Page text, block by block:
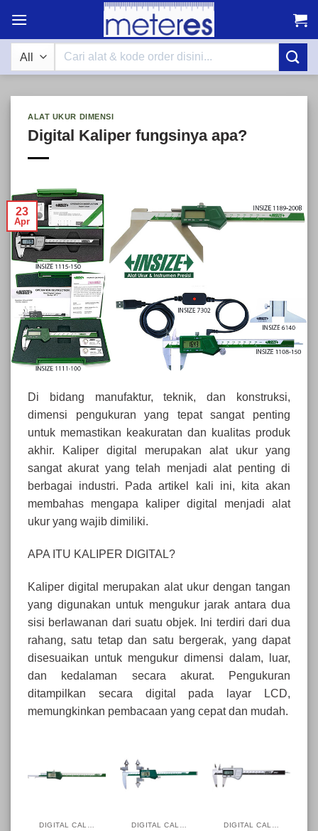
content
Search
ALAT UKUR DIMENSI
Digital Kaliper fungsinya apa?
23
Apr
Di bidang manufaktur, teknik, dan konstruksi,
dimensi pengukuran yang tepat sangat penting
untuk memastikan keakuratan dan kualitas produk
akhir. Kaliper digital merupakan alat ukur yang
sangat akurat yang telah menjadi alat penting di
berbagai industri. Pada artikel kali ini, kita akan
membahas mengapa kaliper digital menjadi alat
ukur yang wajib dimiliki.
APA ITU KALIPER DIGITAL?
Kaliper digital merupakan alat ukur dengan tangan
yang digunakan untuk mengukur jarak antara dua
sisi berlawanan dari suatu objek. Ini terdiri dari dua
rahang, satu tetap dan satu bergerak, yang dapat
disesuaikan untuk mengukur dimensi dalam, luar,
dan kedalaman secara akurat. Pengukuran
ditampilkan secara digital pada layar LCD,
memungkinkan pembacaan yang cepat dan mudah.